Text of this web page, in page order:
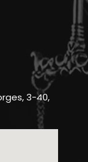
3-40,